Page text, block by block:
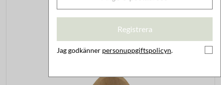
Registrera
Jag godkänner personuppgiftspolicyn.